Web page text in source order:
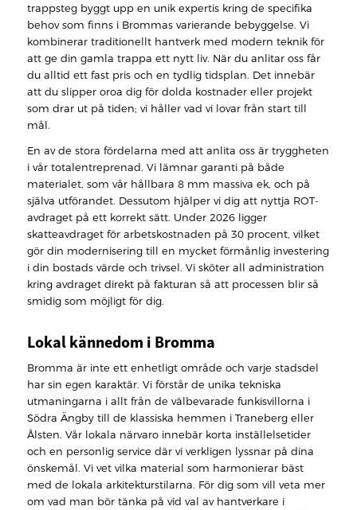
trappsteg byggt upp en unik expertis kring de specifika
behov som finns i Brommas varierande bebyggelse. Vi
kombinerar traditionellt hantverk med modern teknik för
att ge din gamla trappa ett nytt liv. När du anlitar oss får
du alltid ett fast pris och en tydlig tidsplan. Det innebär
att du slipper oroa dig för dolda kostnader eller projekt
som drar ut på tiden; vi håller vad vi lovar från start till
mål.
En av de stora fördelarna med att anlita oss är tryggheten
i vår totalentreprenad. Vi lämnar garanti på både
materialet, som vår hållbara 8 mm massiva ek, och på
själva utförandet. Dessutom hjälper vi dig att nyttja ROT-
avdraget på ett korrekt sätt. Under 2026 ligger
skatteavdraget för arbetskostnaden på 30 procent, vilket
gör din modernisering till en mycket förmånlig investering
i din bostads värde och trivsel. Vi sköter all administration
kring avdraget direkt på fakturan så att processen blir så
smidig som möjligt för dig.
Lokal kännedom i Bromma
Bromma är inte ett enhetligt område och varje stadsdel
har sin egen karaktär. Vi förstår de unika tekniska
utmaningarna i allt från de välbevarade funkisvillorna i
Södra Ängby till de klassiska hemmen i Traneberg eller
Ålsten. Vår lokala närvaro innebär korta inställelsetider
och en personlig service där vi verkligen lyssnar på dina
önskemål. Vi vet vilka material som harmonierar bäst
med de lokala arkitekturstilarna. För dig som vill veta mer
om vad man bör tänka på vid val av hantverkare i